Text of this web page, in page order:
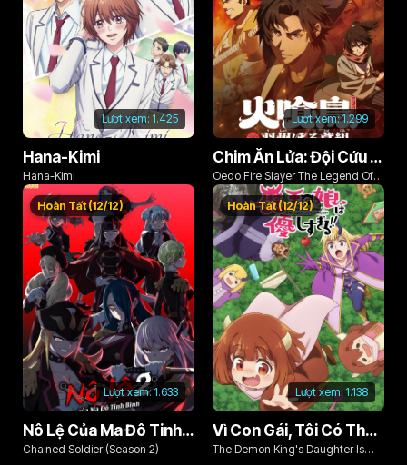
Lượt xem: 1.425
Hana-Kimi
Hana-Kimi
Lượt xem:1.299
Chim Ăn Lửa: Đội Cứu Hỏa Rách Rưới Vùng Ushu
Oedo Fire Slayer The Legend Of
Phoenix
Lượt xem: 1.633
Hoàn Tất (12/12)
Nô Lệ Của Ma Đô Tinh Binh (Phần 2)
Chained Soldier (Season 2)
Lượt xem: 1.138
Hoàn Tất (12/12)
Vì Con Gái, Tôi Có Thể Đánh Bại Cả Ma Vương
The Demon King's Daughter Is